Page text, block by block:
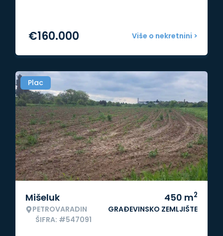
Više o nekretnini >
€160.000
Plac
Mišeluk
PETROVARADIN
ŠIFRA: #547091
450 m2
GRAĐEVINSKO ZEMLJIŠTE